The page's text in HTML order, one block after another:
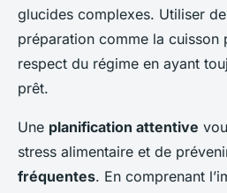
glucides complexes. Utiliser
préparation comme la
respect du régime en ayant
prêt.
Une planification attentive
stress alimentaire et de
fréquentes. En comprenant